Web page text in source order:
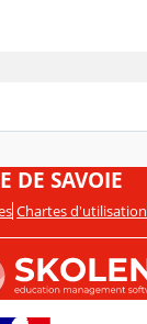
DE SAVOIE
Chartes d'utilisation